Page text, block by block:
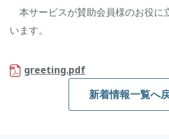
本サービスが賛助会員様のお役に
います。
greeting.pdf
新着情報一覧へ